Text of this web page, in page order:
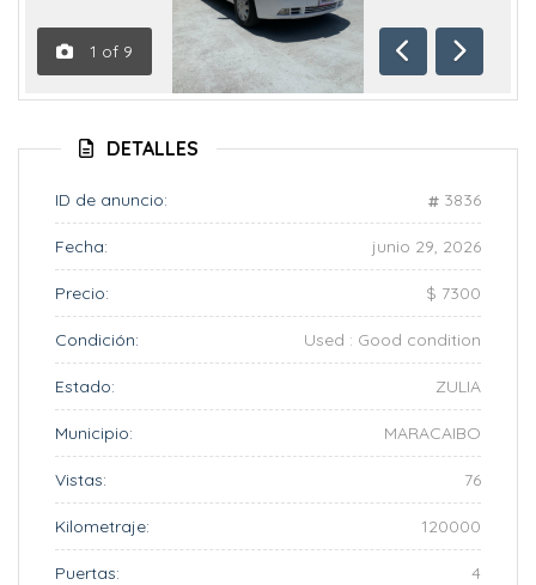
1 of 9
Anterior
DETALLES
ID de anuncio: 3836
Fecha: junio 29, 2026
Precio: $ 7300
Condición: Used : Good condition
Estado: ZULIA
Municipio: MARACAIBO
Vistas: 76
Kilometraje: 120000
Puertas: 4